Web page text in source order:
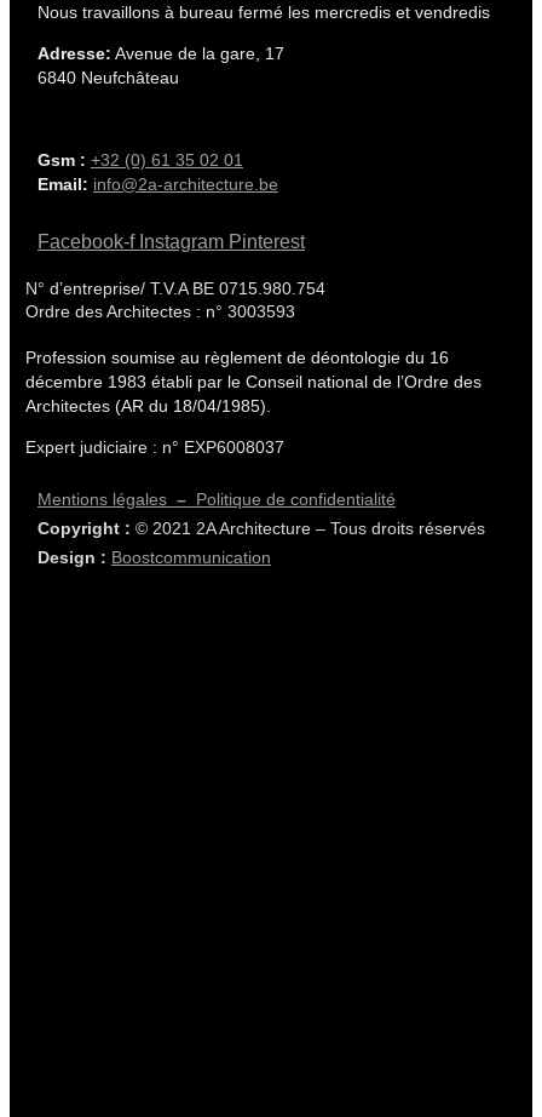
Nous travaillons à bureau fermé les mercredis et vendredis
Adresse: Avenue de la gare, 17
6840 Neufchâteau
Gsm : +32 (0) 61 35 02 01
Email: info@2a-architecture.be
Facebook-f Instagram Pinterest
N° d’entreprise/ T.V.A BE 0715.980.754
Ordre des Architectes : n° 3003593
Profession soumise au règlement de déontologie du 16
décembre 1983 établi par le Conseil national de l’Ordre des
Architectes (AR du 18/04/1985).
Expert judiciaire : n° EXP6008037
Mentions légales– Politique de confidentialité
Copyright : © 2021 2A Architecture – Tous droits réservés
Design : Boostcommunication